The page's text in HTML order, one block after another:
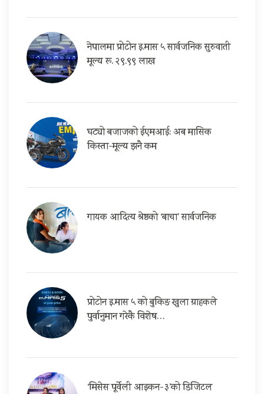
नेपालमा प्रोटोन इ.मास ५ सार्वजनिक सुरुवाती
मूल्य रू. २९.९९ लाख
घट्यो बजाजको ईएमआई: अब मासिक
किस्ता-मूल्य झनै कम
गायक आदित्य श्रेष्ठको ‘बाचा’ सार्वजनिक
प्रोटोन इ.मास ५ को बुकिङ खुला ग्राहकले
पुर्वानुमान गरेकै विशेष…
‘मिसेस पूर्वेली आइकन-३’को डिजिटल